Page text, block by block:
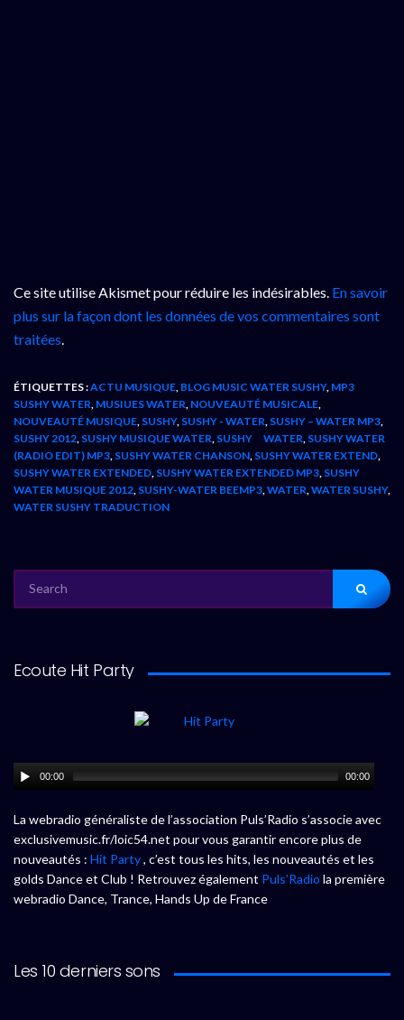
Ce site utilise Akismet pour réduire les indésirables. En savoir
plus sur la façon dont les données de vos commentaires sont
traitées.
ÉTIQUETTES :ACTU MUSIQUE BLOG MUSIC WATER SUSHY, MP3
SUSHY WATER MUSIUES WATER NOUVEAUTÉ MUSICALE
NOUVEAUTÉ MUSIQUE SUSHY, SUSHY - WATER SUSHY – WATER MP3
SUSHY 2012 SUSHY MUSIQUE WATER SUSHY WATER SUSHY WATER
(RADIO EDIT) MP3 SUSHY WATER CHANSON SUSHY WATER EXTEND
SUSHY WATER EXTENDED SUSHY WATER EXTENDED MP3 SUSHY
WATER MUSIQUE 2012 SUSHY-WATER BEEMP3 WATER WATER SUSHY,
WATER SUSHY TRADUCTION
FOR:
Ecoute Hit Party
00:00 00:00
La webradio généraliste de l’association Puls’Radio s’associe avec
exclusivemusic.fr/loic54.net pour vous garantir encore plus de
nouveautés : Hit Party, c’est tous les hits, les nouveautés et les
golds Dance et Club ! Retrouvez également Puls’Radio la première
webradio Dance, Trance, Hands Up de France
Les 10 derniers sons